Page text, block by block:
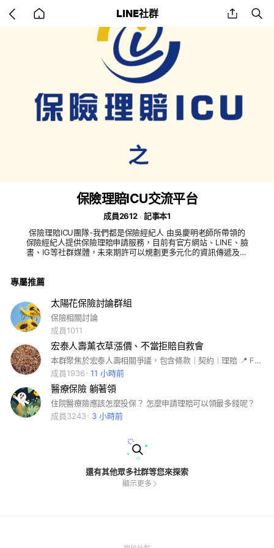
back
to
LINE社群 share
保險理賠ICU交流平台
成員2612
記事本1
保險理賠ICU團隊-我們都是保險經紀人 由吳慶明老師所帶領的
保險經紀人提供保險理賠申請服務，目前有官方網站、LINE、臉
書、IG等社群媒體，未來期許可以規劃更多元化的資訊傳遞及系
專屬推薦
太陽花保險討論群組
保險相關討論
成員1011
宏泰人壽薰衣草漲價、不當拒賠自救會
本群聚焦於宏泰人壽相關爭議，包含條款｜契約｜理賠 📍 FB社團 https://reurl.cc/kngp59 💬 Line社群 https://reurl.cc/5pO0nR
成員1936
11 小時前
醫療保險 躺著領
住院醫療險應該怎麼投保？ 怎麼申請理賠可以領最多錢呢？
成員3243
3 小時前
還有其他眾多社群等您來探索
顯示更多